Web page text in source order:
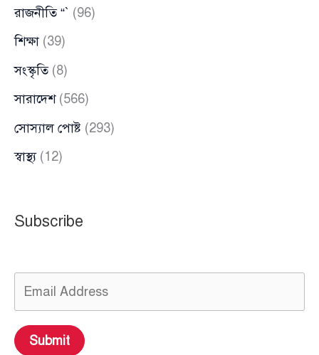
রাজনীতি “` (96)
শিক্ষা (39)
সংস্কৃতি(8)
সারাদেশ(566)
সোস্যাল পোষ্ট (293)
স্বাস্থ্য(12)
Subscribe
Submit